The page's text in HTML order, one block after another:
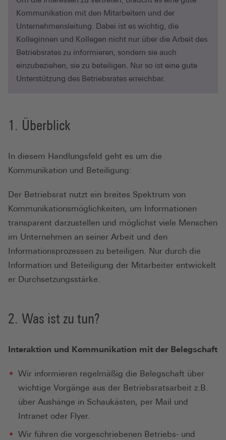
Kommunikation mit den Mitarbeitern und der
Unternehmensleitung. Dabei ist es wichtig, die
Kolleginnen und Kollegen nicht nur über die Arbeit des
Betriebsrates zu informieren, sondern sie auch
einzubeziehen, sie zu beteiligen. Nur so ist eine gute
Unterstützung des Betriebsrates erreichbar.
Überblick
In diesem Handlungsfeld geht es um die
Kommunikation und Beteiligung:
Der Betriebsrat nutzt ein breites Spektrum von
Kommunikationsmöglichkeiten, um Informationen
transparent darzustellen und möglichst viele Menschen
im Unternehmen an seiner Arbeit und den
Informationsprozessen zu beteiligen. Nur durch die
Information und Beteiligung der Mitarbeiter entwickelt
er Durchsetzungsstärke.
Was ist zu tun?
Interaktion und Kommunikation mit der Belegschaft
Wir informieren regelmäßig die Belegschaft über
wichtige Vorgänge aus der Betriebsratsarbeit z.B.
über Aushänge in Schaukästen, per Mail und
Intranet oder Flyer.
Wir führen die vorgeschriebenen Betriebs- und